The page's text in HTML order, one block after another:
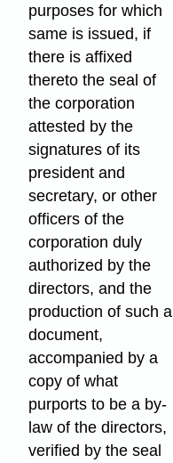
purposes for which
same is issued, if
there is affixed
thereto the seal of
the corporation
attested by the
signatures of its
president and
secretary, or other
officers of the
corporation duly
authorized by the
directors, and the
production of such a
document,
accompanied by a
copy of what
purports to be a by-
law of the directors,
verified by the seal